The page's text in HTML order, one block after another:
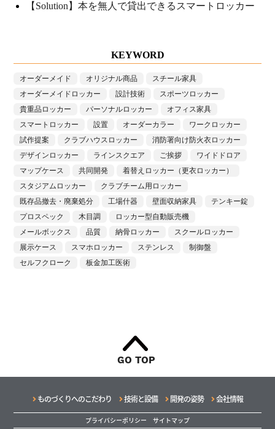
【Solution】本を無人で貸出できるスマートロッカー
KEYWORD
オーダーメイド オリジナル商品
スチール家具
オーダーメイドロッカー
設計技術
スポーツロッカー
貴重品ロッカー
パーソナルロッカー
オフィス家具
スマートロッカー
設置 オーダーカラー
ワークロッカー
試作提案
クラブハウスロッカー
消防署向け防火衣ロッカー
デザインロッカー
ラインスクエア ご挨拶
ワイドドロア
マップケース
共同開発
着替えロッカー（更衣ロッカー）
スタジアムロッカー
クラブチーム用ロッカー
既存品撤去・廃棄処分
工場什器 壁面収納家具
テンキー錠
プロスペック
木目調
ロッカー型自動販売機
メールボックス
品質 納骨ロッカー
スクールロッカー
展示ケース
スマホロッカー ステンレス
制御盤
セルフクローク
板金加工医術
GO TOP
ものづくりへのこだわり 技術と設備 開発の姿勢 会社情報
プライバシーポリシー サイトマップ